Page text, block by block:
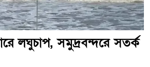
লঘুচাপ, সমুদ্রবন্দরে সতর্ক